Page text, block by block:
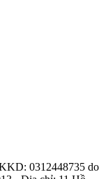
0312448735 do